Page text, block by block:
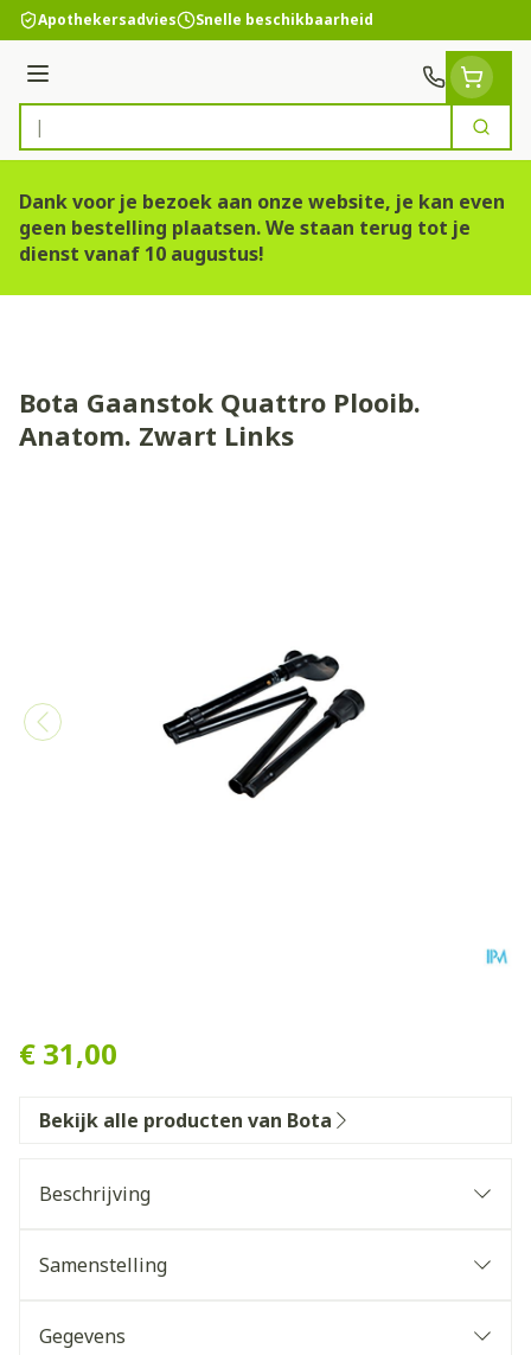
Ga naar de inhoud
Apothekersadvies Snelle beschikbaarheid
Menu
Product, merk, categorie...
Zoek
Dank voor je bezoek aan onze website, je kan even
geen bestelling plaatsen. We staan terug tot je
dienst vanaf 10 augustus!
Bota Gaanstok Quattro Plooib.
Anatom. Zwart Links
€ 31,00
Bekijk alle producten van Bota
Beschrijving
Samenstelling
Gegevens